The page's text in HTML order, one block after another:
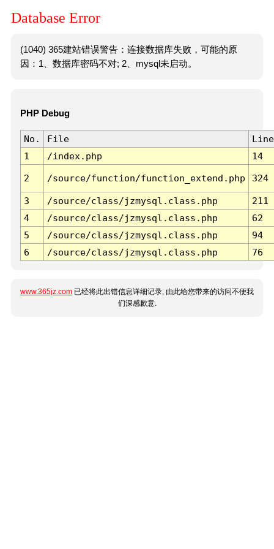
Database Error
(1040) 365建站错误警告：连接数据库失败，可能的原
因：1、数据库密码不对; 2、mysql未启动。
PHP Debug
No. File
Line
1
/index.php 14
2 /source/function/function_extend.php 324
3 /source/class/jzmysql.class.php
211
4
/source/class/jzmysql.class.php
62
5
/source/class/jzmysql.class.php
94
6
/source/class/jzmysql.class.php 76
www.365jz.com 已经将此出错信息详细记录, 由此给您带来的访问不便我
们深感歉意.